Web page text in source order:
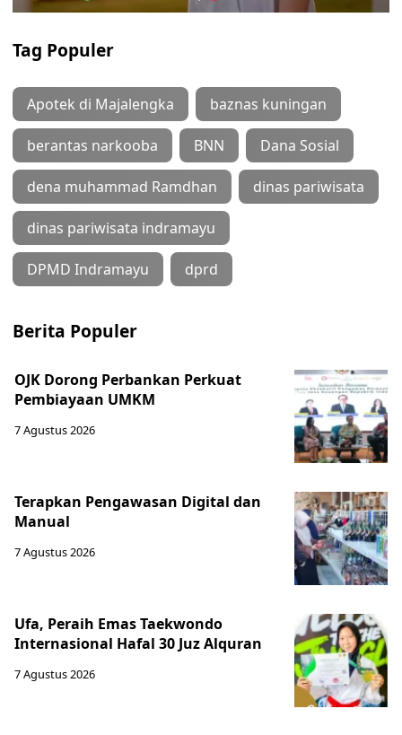
Tag Populer
Apotek di Majalengka baznas kuningan
berantas narkooba BNN Dana Sosial
dena muhammad Ramdhan dinas pariwisata
dinas pariwisata indramayu
DPMD Indramayu dprd
Berita Populer
OJK Dorong Perbankan Perkuat
Pembiayaan UMKM
7 Agustus 2026
Terapkan Pengawasan Digital dan
Manual
7 Agustus 2026
Ufa, Peraih Emas Taekwondo
Internasional Hafal 30 Juz Alquran
7 Agustus 2026